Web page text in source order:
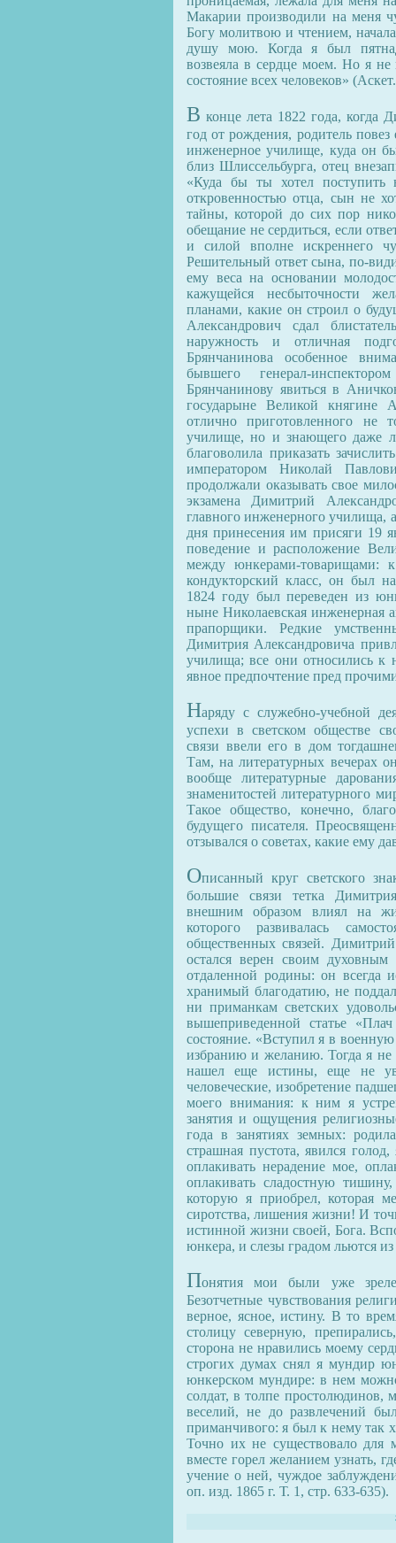
Макарии производили на меня
Богу молитвою и чтением,
душу мою. Когда я был
возвеяла в сердце моем. Но я
состояние всех человеков»
В конце лета 1822 года, когда
год от рождения, родитель
инженерное училище, куда он
близ Шлиссельбурга, отец
«Куда бы ты хотел поступить
откровенностью отца, сын не
тайны, которой до сих пор
обещание не сердиться, если
и силой вполне искреннего
Решительный ответ сына, по-
ему веса на основании
кажущейся несбыточности
планами, какие он строил о
Александрович сдал
наружность и отличная
Брянчанинова особенное
бывшего генерал-
Брянчанинову явиться в
государыне Великой княгине
отлично приготовленного не
училище, но и знающего даже
благоволила приказать
императором Николай
продолжали оказывать свое
экзамена Димитрий
главного инженерного училища, а
дня принесения им присяги 19
поведение и расположение
между юнкерами-товарищами:
кондукторский класс, он был
1824 году был переведен из
ныне Николаевская инженерная
прапорщики. Редкие
Димитрия Александровича
училища; все они относились к
явное предпочтение пред
Наряду с служебно-учебной
успехи в светском обществе
связи ввели его в дом
Там, на литературных вечерах
вообще литературные
знаменитостей литературного
Такое общество, конечно,
будущего писателя.
отзывался о советах, какие ему
Описанный круг светского
большие связи тетка
внешним образом влиял на
которого развивалась
общественных связей.
остался верен своим
отдаленной родины: он всегда
хранимый благодатию, не
ни приманкам светских
вышеприведенной статье
состояние. «Вступил я в
избранию и желанию. Тогда я не
нашел еще истины, еще не
человеческие, изобретение
моего внимания: к ним я
занятия и ощущения
года в занятиях земных:
страшная пустота, явился
оплакивать нерадение мое,
оплакивать сладостную
которую я приобрел, которая
сиротства, лишения жизни! И
истинной жизни своей, Бога.
юнкера, и слезы градом льются
Понятия мои были уже
Безотчетные чувствования
верное, ясное, истину. В то
столицу северную,
сторона не нравились моему
строгих думах снял я мундир
юнкерском мундире: в нем
солдат, в толпе простолюдинов,
веселий, не до развлечений
приманчивого: я был к нему так
Точно их не существовало
вместе горел желанием узнать,
учение о ней, чуждое
оп. изд. 1865 г. Т. 1, стр. 633-635).